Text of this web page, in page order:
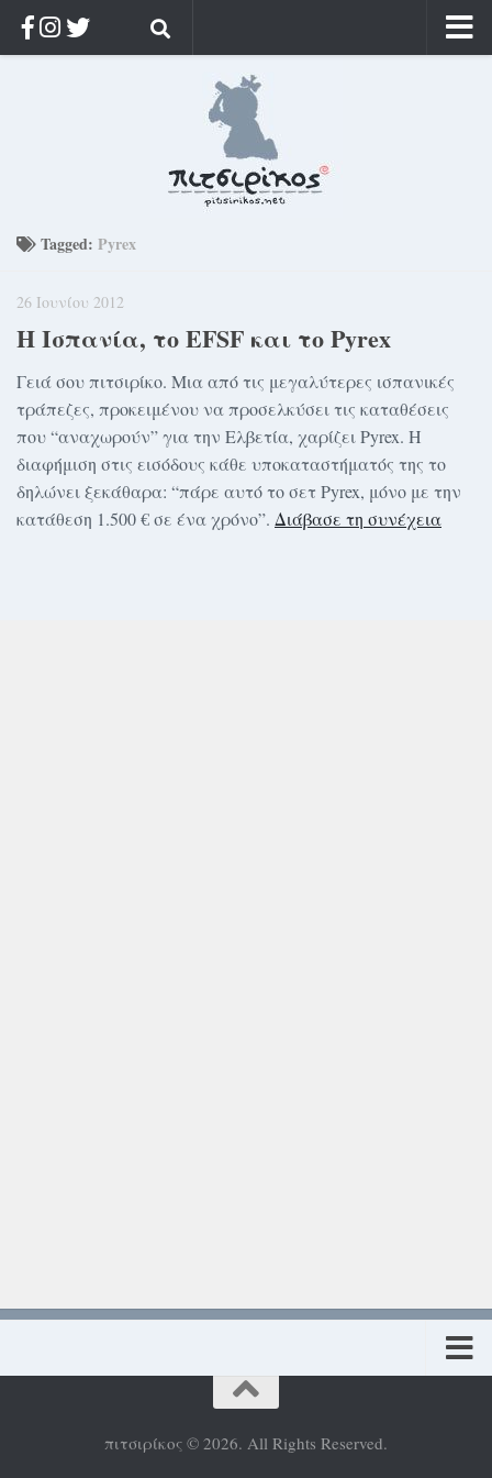
Ρίζα & Διάρκεια
Διαφήμιση
Γίνετε συνδρομητής
Μόνο για συνδρομητές
Log in
Tagged: Pyrex
26 Ιουνίου 2012
H Ισπανία, το EFSF και το Pyrex
Γειά σου πιτσιρίκο. Μια από τις μεγαλύτερες ισπανικές
τράπεζες, προκειμένου να προσελκύσει τις καταθέσεις
που “αναχωρούν” για την Ελβετία, χαρίζει Pyrex. Η
διαφήμιση στις εισόδους κάθε υποκαταστήματός της το
δηλώνει ξεκάθαρα: “πάρε αυτό το σετ Pyrex, μόνο με την
κατάθεση 1.500 € σε ένα χρόνο”. Διάβασε τη συνέχεια
Πολιτική προστασίας προσωπικών δεδομένων
πιτσιρίκος © 2026. All Rights Reserved.